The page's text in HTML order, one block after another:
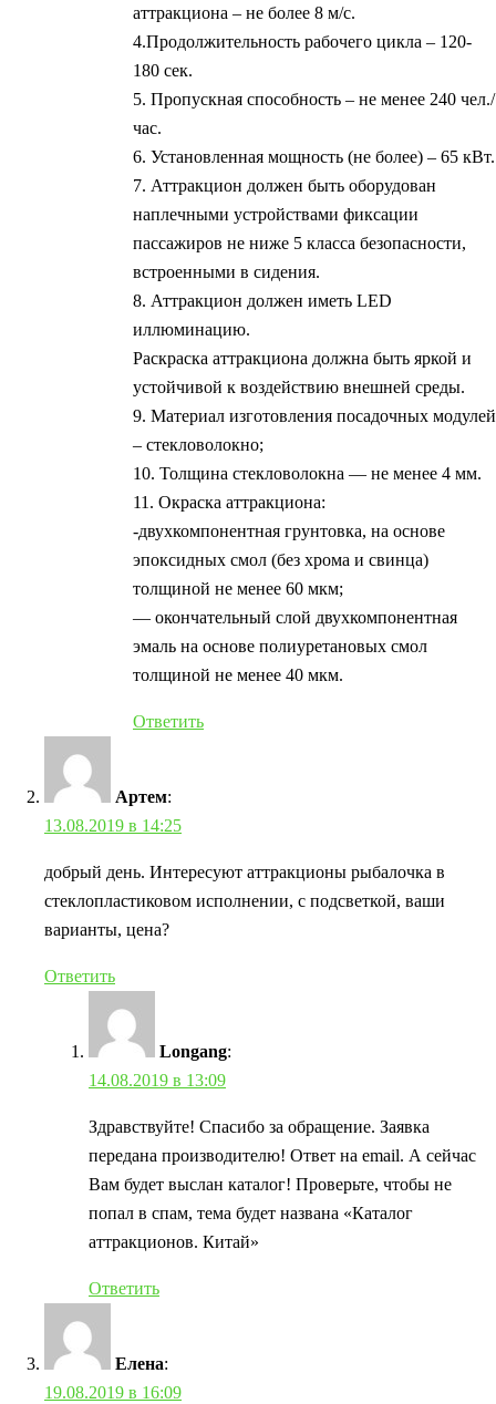
аттракциона – не более 8 м/с.
4.Продолжительность рабочего цикла – 120-
180 сек.
5. Пропускная способность – не менее 240 чел./
час.
6. Установленная мощность (не более) – 65 кВт.
7. Аттракцион должен быть оборудован
наплечными устройствами фиксации
пассажиров не ниже 5 класса безопасности,
встроенными в сидения.
8. Аттракцион должен иметь LED
иллюминацию.
Раскраска аттракциона должна быть яркой и
устойчивой к воздействию внешней среды.
9. Материал изготовления посадочных модулей
– стекловолокно;
10. Толщина стекловолокна — не менее 4 мм.
11. Окраска аттракциона:
-двухкомпонентная грунтовка, на основе
эпоксидных смол (без хрома и свинца)
толщиной не менее 60 мкм;
— окончательный слой двухкомпонентная
эмаль на основе полиуретановых смол
толщиной не менее 40 мкм.
Ответить
Артем:
13.08.2019 в 14:25
добрый день. Интересуют аттракционы рыбалочка в
стеклопластиковом исполнении, с подсветкой, ваши
варианты, цена?
Ответить
Longang:
14.08.2019 в 13:09
Здравствуйте! Спасибо за обращение. Заявка
передана производителю! Ответ на email. А сейчас
Вам будет выслан каталог! Проверьте, чтобы не
попал в спам, тема будет названа «Каталог
аттракционов. Китай»
Ответить
Елена:
19.08.2019 в 16:09